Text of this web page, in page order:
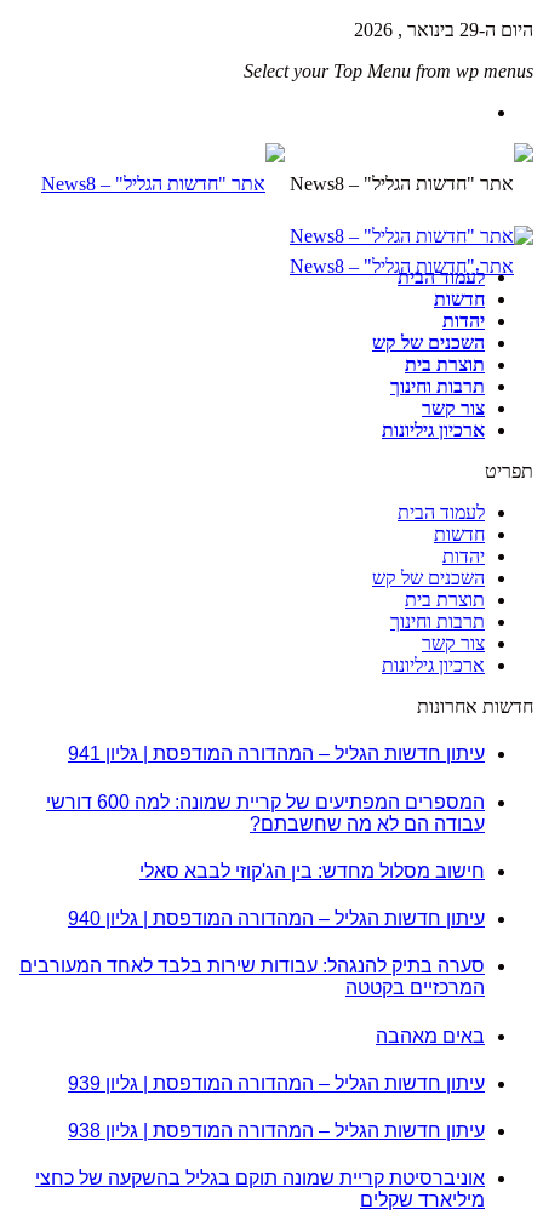
היום ה-29 בינואר , 2026
Select your Top Menu from wp menus
לעמוד הבית
חדשות
יהדות
השכנים של קש
תוצרת בית
תרבות וחינוך
צור קשר
ארכיון גיליונות
תפריט
לעמוד הבית
חדשות
יהדות
השכנים של קש
תוצרת בית
תרבות וחינוך
צור קשר
ארכיון גיליונות
חדשות אחרונות
עיתון חדשות הגליל – המהדורה המודפסת | גליון 941
המספרים המפתיעים של קריית שמונה: למה 600 דורשי
עבודה הם לא מה שחשבתם?
חישוב מסלול מחדש: בין הג'קוזי לבבא סאלי
עיתון חדשות הגליל – המהדורה המודפסת | גליון 940
סערה בתיק להנגהל: עבודות שירות בלבד לאחד המעורבים
המרכזיים בקטטה
באים מאהבה
עיתון חדשות הגליל – המהדורה המודפסת | גליון 939
עיתון חדשות הגליל – המהדורה המודפסת | גליון 938
אוניברסיטת קריית שמונה תוקם בגליל בהשקעה של כחצי
מיליארד שקלים